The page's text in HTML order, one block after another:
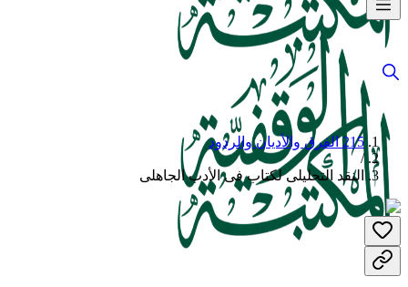
215 الفرق والأديان والردود
/
النقد التحليلى لكتاب فى الأدب الجاهلى